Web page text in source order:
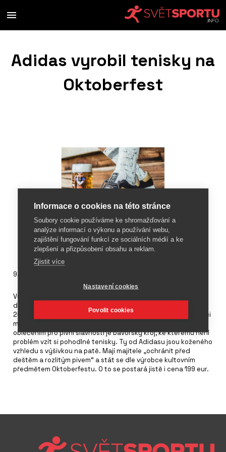
Adidas vyrobil tenisky na
Oktoberfest
9. září 2017
Výrobce sportovního zboží
dalšího ročníku mnichovského Oktoberfestu (16. 9. - 3. 10.
2017) nový typ obuvi. Produkty speciálně vyrobené k této akci
mají tradici téměř tak dlouhou, jako je její historie. Typickým
oblečením pro pivní slavnosti je bavorský kroj, ke kterému není
problém vzít si pohodlné tenisky. Ty od Adidasu jsou koženého
vzhledu s výšivkou na patě. Mají majitele „ochránit před
deštěm a rozlitým pivem“ a stát se dle výrobce kultovním
předmětem Oktoberfestu. O to se postará jistě i cena 199 eur.
Informace o cookies na této stránce
Soubory cookie používáme ke shromažďování a
analýze informací o výkonu a používání webu,
zajištění fungování funkcí ze sociálních médií a ke
zlepšení a přizpůsobení obsahu a reklam.
Zjistit více
Nastavení cookies
Povolit cookies